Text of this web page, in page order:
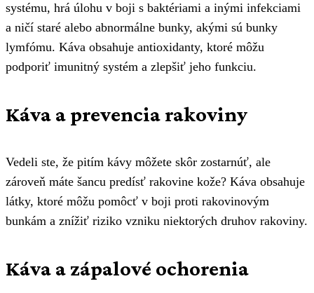
systému, hrá úlohu v boji s baktériami a inými infekciami
a ničí staré alebo abnormálne bunky, akými sú bunky
lymfómu. Káva obsahuje antioxidanty, ktoré môžu
podporiť imunitný systém a zlepšiť jeho funkciu.
Káva a prevencia rakoviny
Vedeli ste, že pitím kávy môžete skôr zostarnúť, ale
zároveň máte šancu predísť rakovine kože? Káva obsahuje
látky, ktoré môžu pomôcť v boji proti rakovinovým
bunkám a znížiť riziko vzniku niektorých druhov rakoviny.
Káva a zápalové ochorenia